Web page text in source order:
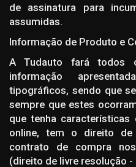
de assinatura para
assumidas.
Informação de Produto e
A Tudauto fará todos
informação
tipográficos, sendo que
sempre que estes
que tenha características
online, tem o direito
contrato de compra
(direito de livre resolução -